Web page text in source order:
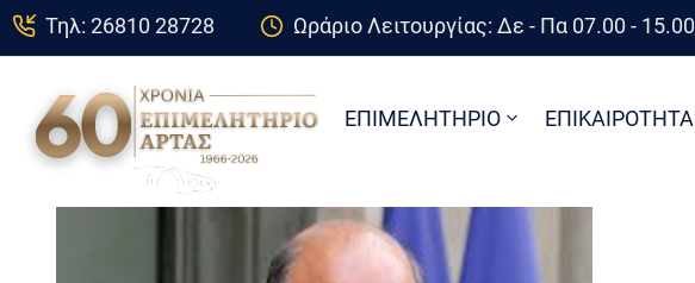
Τηλ: 26810 28728 Ωράριο Λειτουργίας: Δε - Πα 07.00 - 15.00
ΕΠΙΜΕΛΗΤΗΡΙΟ ΕΠΙΚΑΙΡΟΤΗΤΑ